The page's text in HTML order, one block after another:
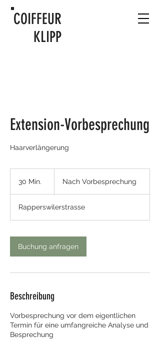
COIFFEUR
KLIPP
Extension-Vorbesprechung
Haarverlängerung
30 Min.
i
n
Nach Vorbesprechung
Rapperswilerstrasse
Buchung anfragen
Beschreibung
Vorbesprechung vor dem eigentlichen
Termin für eine umfangreiche Analyse und
Besprechung